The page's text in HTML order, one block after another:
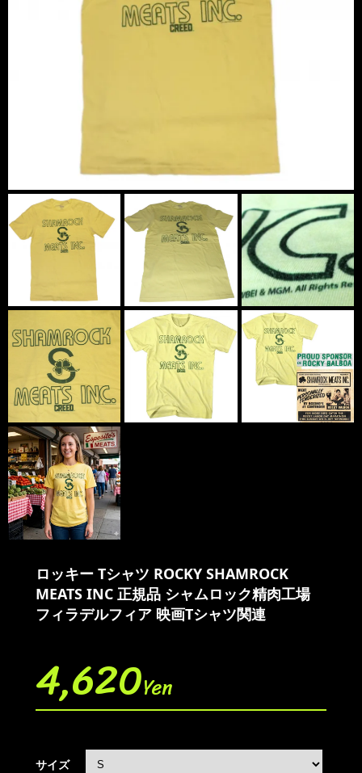
ロッキー Tシャツ ROCKY SHAMROCK
MEATS INC 正規品 シャムロック精肉工場
フィラデルフィア 映画Tシャツ関連
4,620Yen
サイズ